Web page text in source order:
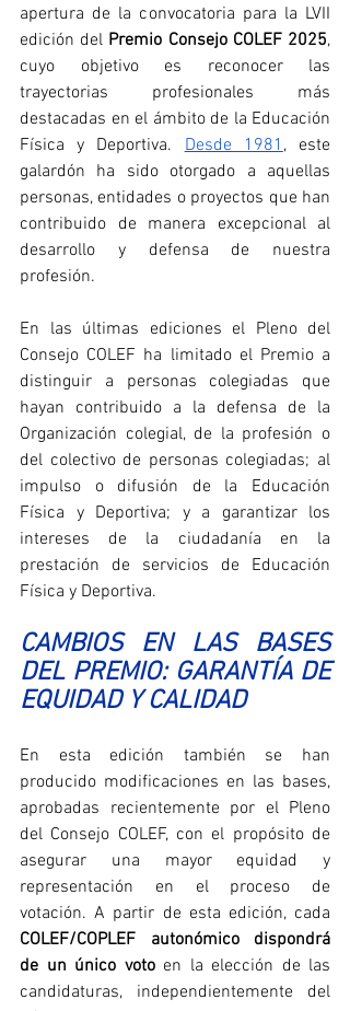
apertura de la convocatoria para la LVII
edición del Premio Consejo COLEF 2025,
cuyo objetivo es reconocer las
trayectorias profesionales más
destacadas en el ámbito de la Educación
Física y Deportiva. Desde 1981 , este
galardón ha sido otorgado a aquellas
personas, entidades o proyectos que han
contribuido de manera excepcional al
desarrollo y defensa de nuestra
profesión.
En las últimas ediciones el Pleno del
Consejo COLEF ha limitado el Premio a
distinguir a personas colegiadas que
hayan contribuido a la defensa de la
Organización colegial, de la profesión o
del colectivo de personas colegiadas; al
impulso o difusión de la Educación
Física y Deportiva; y a garantizar los
intereses de la ciudadanía en la
prestación de servicios de Educación
Física y Deportiva.
CAMBIOS EN LAS BASES
DEL PREMIO: GARANTÍA DE
EQUIDAD Y CALIDAD
En esta edición también se han
producido modificaciones en las bases,
aprobadas recientemente por el Pleno
del Consejo COLEF, con el propósito de
asegurar una mayor equidad y
representación en el proceso de
COLEF/COPLEF autonómico dispondrá
de un único voto en la elección de las
candidaturas, independientemente del